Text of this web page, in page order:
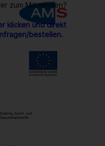
zum Mitnehmen?
klicken und direkt
bestellen.